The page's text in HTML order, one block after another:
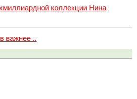
коллекции Нина
важнее ..